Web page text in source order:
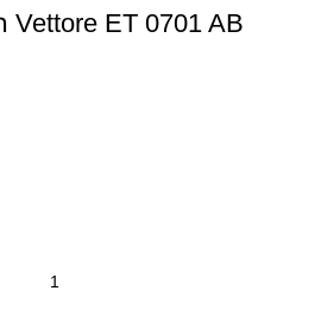
ET 0701 AB